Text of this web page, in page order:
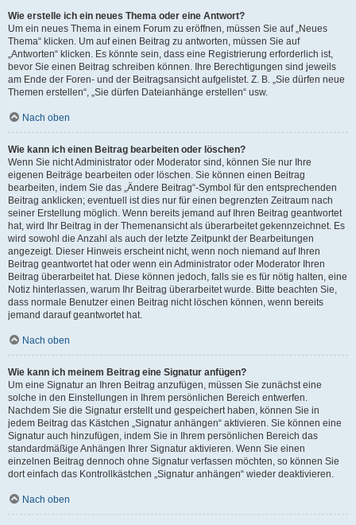
Wie erstelle ich ein neues Thema oder eine Antwort?
Um ein neues Thema in einem Forum zu eröffnen, müssen Sie auf „Neues
Thema“ klicken. Um auf einen Beitrag zu antworten, müssen Sie auf
„Antworten“ klicken. Es könnte sein, dass eine Registrierung erforderlich ist,
bevor Sie einen Beitrag schreiben können. Ihre Berechtigungen sind jeweils
am Ende der Foren- und der Beitragsansicht aufgelistet. Z. B. „Sie dürfen neue
Themen erstellen“, „Sie dürfen Dateianhänge erstellen“ usw.
Nach oben
Wie kann ich einen Beitrag bearbeiten oder löschen?
Wenn Sie nicht Administrator oder Moderator sind, können Sie nur Ihre
eigenen Beiträge bearbeiten oder löschen. Sie können einen Beitrag
bearbeiten, indem Sie das „Ändere Beitrag“-Symbol für den entsprechenden
Beitrag anklicken; eventuell ist dies nur für einen begrenzten Zeitraum nach
seiner Erstellung möglich. Wenn bereits jemand auf Ihren Beitrag geantwortet
hat, wird Ihr Beitrag in der Themenansicht als überarbeitet gekennzeichnet. Es
wird sowohl die Anzahl als auch der letzte Zeitpunkt der Bearbeitungen
angezeigt. Dieser Hinweis erscheint nicht, wenn noch niemand auf Ihren
Beitrag geantwortet hat oder wenn ein Administrator oder Moderator Ihren
Beitrag überarbeitet hat. Diese können jedoch, falls sie es für nötig halten, eine
Notiz hinterlassen, warum Ihr Beitrag überarbeitet wurde. Bitte beachten Sie,
dass normale Benutzer einen Beitrag nicht löschen können, wenn bereits
jemand darauf geantwortet hat.
Nach oben
Wie kann ich meinem Beitrag eine Signatur anfügen?
Um eine Signatur an Ihren Beitrag anzufügen, müssen Sie zunächst eine
solche in den Einstellungen in Ihrem persönlichen Bereich entwerfen.
Nachdem Sie die Signatur erstellt und gespeichert haben, können Sie in
jedem Beitrag das Kästchen „Signatur anhängen“ aktivieren. Sie können eine
Signatur auch hinzufügen, indem Sie in Ihrem persönlichen Bereich das
standardmäßige Anhängen Ihrer Signatur aktivieren. Wenn Sie einen
einzelnen Beitrag dennoch ohne Signatur verfassen möchten, so können Sie
dort einfach das Kontrollkästchen „Signatur anhängen“ wieder deaktivieren.
Nach oben